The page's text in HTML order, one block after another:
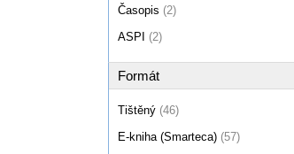
Časopis (2)
ASPI (2)
Formát
Tištěný (46)
E-kniha (Smarteca) (57)